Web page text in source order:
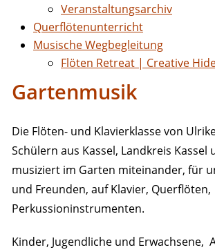
Veranstaltungsarchiv
Querflötenunterricht
Musische Wegbegleitung
Flöten Retreat | Creative
Gartenmusik
Die Flöten- und Klavierklasse von
Schülern aus Kassel, Landkreis Kassel
musiziert im Garten miteinander, für
und Freunden, auf Klavier, Querflöten,
Perkussioninstrumenten.
Kinder, Jugendliche und Erwachsene,